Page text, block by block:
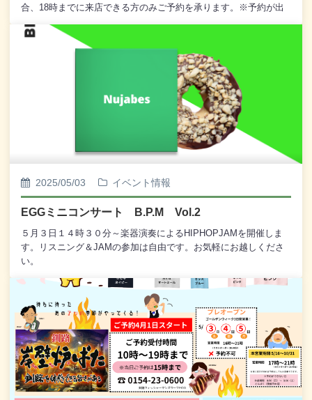
合、18時までに来店できる方のみご予約を承ります。※予約が出
13日（土） 9月14日（日）皆様のご来店、心よりお待ちしており
ます。電話番号 ０１５４－２３－０６００ 株式会社 釧路河
畔開発公社（釧路フィッシャーマンズワーフＭＯＯ）
2025/05/03 イベント情報
EGGミニコンサート B.P.M Vol.2
５月３日１４時３０分～楽器演奏によるHIPHOPJAMを開催しま
す。リスニング＆JAMの参加は自由です。お気軽にお越しくださ
い。